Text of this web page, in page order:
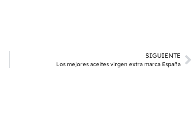
SIGUIENTE
Los mejores aceites virgen extra marca España